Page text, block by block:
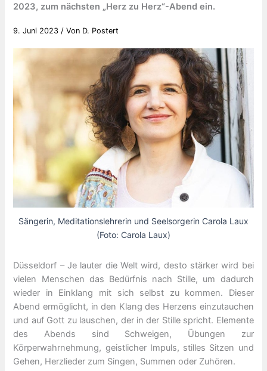
2023, zum nächsten „Herz zu Herz“-Abend ein.
9. Juni 2023 / Von D. Postert
Sängerin, Meditationslehrerin und Seelsorgerin Carola Laux
(Foto: Carola Laux)
Düsseldorf – Je lauter die Welt wird, desto stärker wird bei
vielen Menschen das Bedürfnis nach Stille, um dadurch
wieder in Einklang mit sich selbst zu kommen. Dieser
Abend ermöglicht, in den Klang des Herzens einzutauchen
und auf Gott zu lauschen, der in der Stille spricht. Elemente
des Abends sind Schweigen, Übungen zur
Körperwahrnehmung, geistlicher Impuls, stilles Sitzen und
Gehen, Herzlieder zum Singen, Summen oder Zuhören.